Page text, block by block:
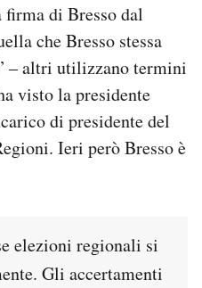
di Bresso dal
che Bresso stessa
– altri utilizzano termini
visto la presidente
di presidente del
Ieri però Bresso è
elezioni regionali si
Gli accertamenti